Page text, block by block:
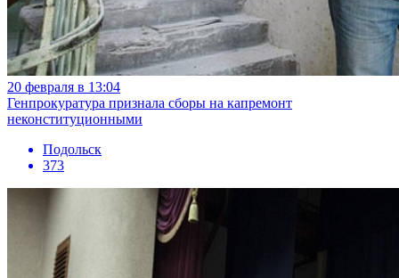
20 февраля в 13:04
Генпрокуратура признала сборы на капремонт
неконституционными
Подольск
373